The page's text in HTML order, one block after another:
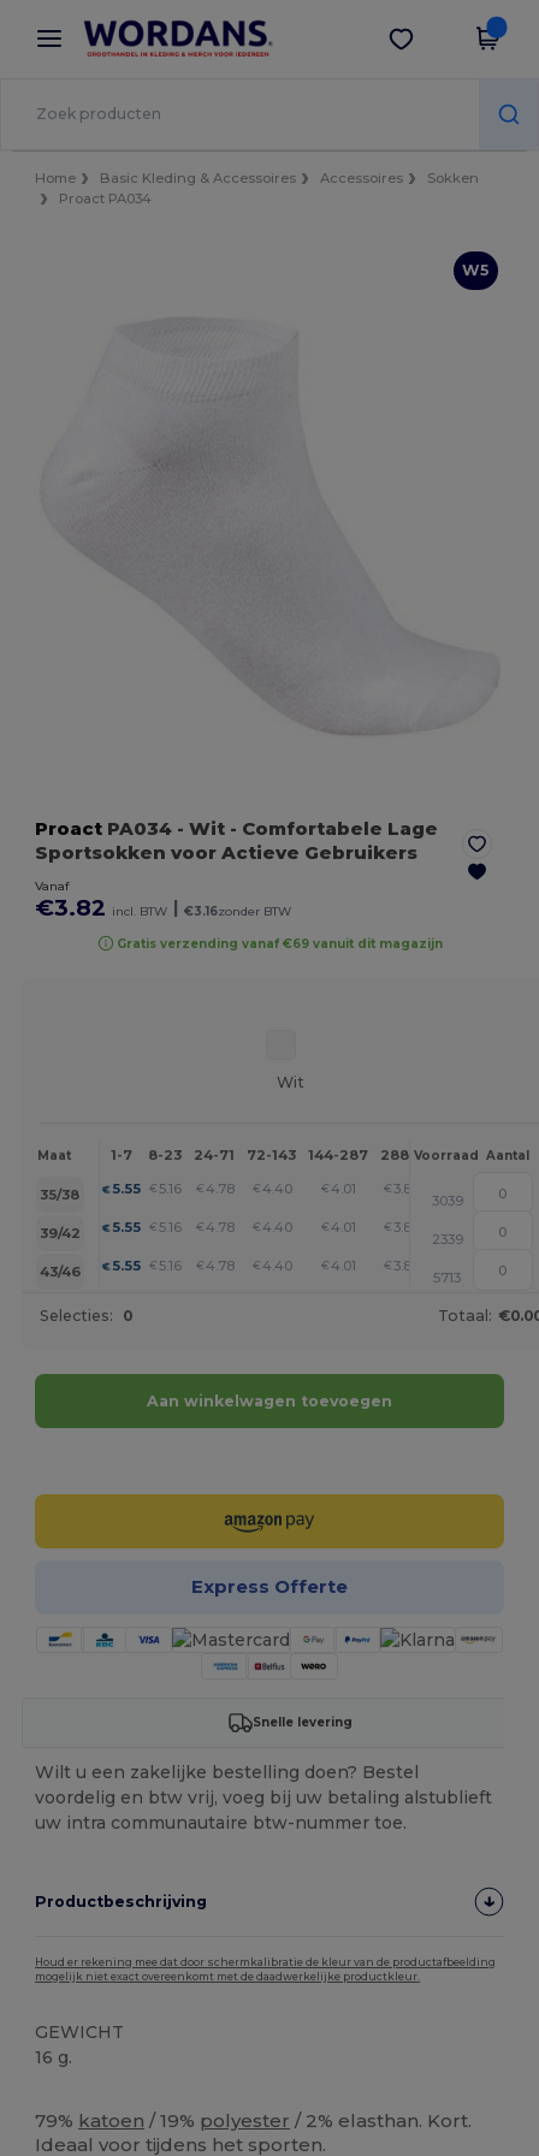
× Wordans-app
Betere prijzen in de app!
Download app
Home Basic Kleding & Accessoires Accessoires
Sokken
Proact PA034
W5
Proact PA034 - Wit - Comfortabele Lage
Sportsokken voor Actieve Gebruikers
Vanaf
€3.82 incl. BTW | €3.16zonder BTW
Gratis verzending vanaf €69 vanuit dit magazijn
Wit
Maat 1-7 8-23 24-71 72-143 144-287 288 + Meer
Voorraad Aantal
35/38 € 5.55 € 5.16 €4.78 €4.40 € 4.01 € 3.82 +
3039
39/42
€ 5.55 € 5.16 €4.78 €4.40 € 4.01 € 3.82 +
2339
43/46
€ 5.55 € 5.16 €4.78 €4.40 € 4.01 € 3.82 +
5713
Selecties: 0 Totaal:
Aan winkelwagen toevoegen
Express Offerte
Snelle levering
Wilt u een zakelijke bestelling doen? Bestel
voordelig en btw vrij, voeg bij uw betaling alstublieft
uw intra communautaire btw-nummer toe.
Productbeschrijving
Houd er rekening mee dat door schermkalibratie de kleur van de productafbeelding
mogelijk niet exact overeenkomt met de daadwerkelijke productkleur.
GEWICHT
16 g.
79% katoen / 19% polyester / 2% elasthan. Kort.
Ideaal voor tijdens het sporten.